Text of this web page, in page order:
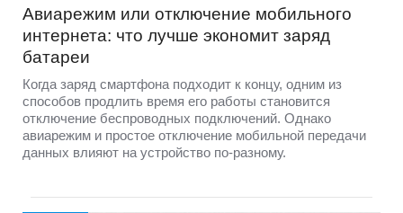
Авиарежим или отключение мобильного
интернета: что лучше экономит заряд
батареи
Когда заряд смартфона подходит к концу, одним из
способов продлить время его работы становится
отключение беспроводных подключений. Однако
авиарежим и простое отключение мобильной передачи
данных влияют на устройство по-разному.